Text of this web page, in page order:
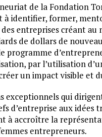
de la Fondation
à identifier, former,
entreprises créant
de dollars de
programme
par l’utilisation
un impact visible et
exceptionnels qui
d’entreprise aux
à accroître la
entrepreneurs.